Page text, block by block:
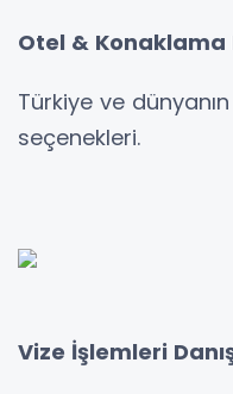
Otel & Konaklama
Türkiye ve
seçenekleri.
Vize İşlemleri